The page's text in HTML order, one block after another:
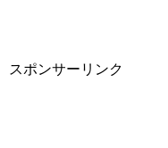
スポンサーリンク